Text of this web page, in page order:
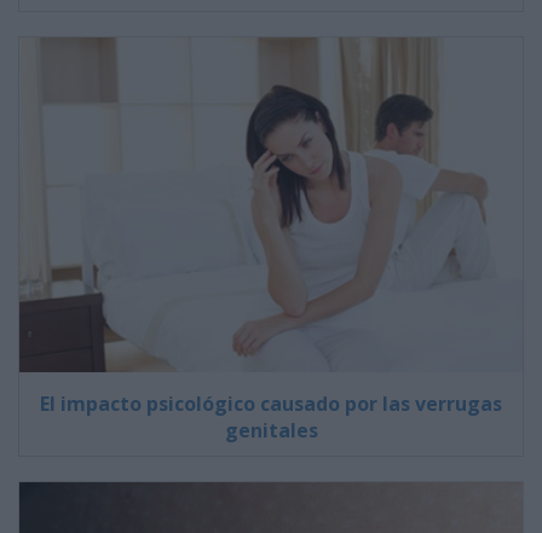
El impacto psicológico causado por las verrugas
genitales